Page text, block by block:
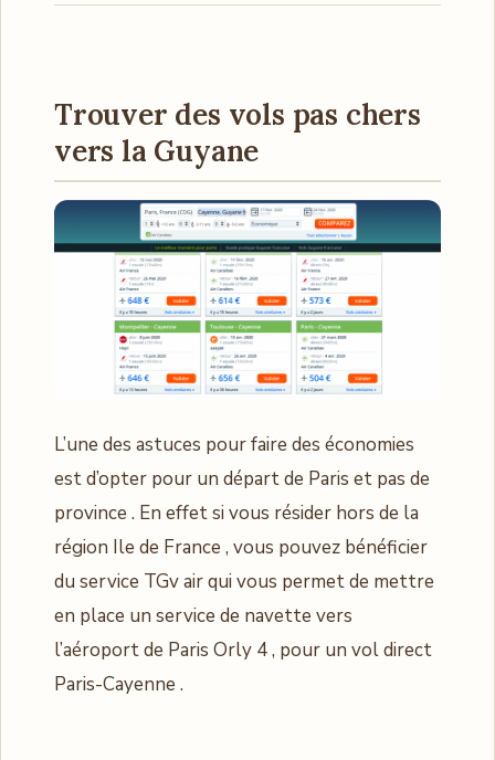
Trouver des vols pas chers
vers la Guyane
L’une des astuces pour faire des économies
est d’opter pour un départ de Paris et pas de
province . En effet si vous résider hors de la
région Ile de France , vous pouvez bénéficier
du service TGv air qui vous permet de mettre
en place un service de navette vers
l’aéroport de Paris Orly 4 , pour un vol direct
Paris-Cayenne .